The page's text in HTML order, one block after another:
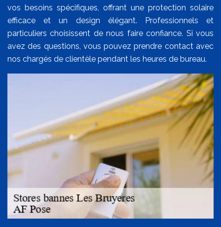
vos besoins spécifiques, offrant une protection solaire
efficace et un design élégant. Professionnels et
particuliers choisissent de nous faire confiance. Si vous
avez des questions, vous pouvez prendre contact avec
nos chargés de clientèle pendant les heures de bureau.